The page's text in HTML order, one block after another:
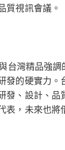
質視訊會議。
台灣精品強
發的硬實力
發、設計、
表，未來也將